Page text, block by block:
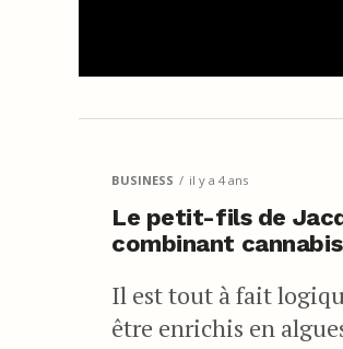
BUSINESS il y a 4 ans
Le petit-fils de
combinant
Il est tout à fait
être enrichis en